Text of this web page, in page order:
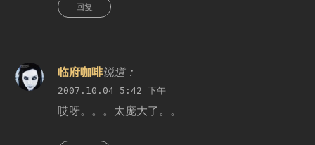
回复
临府咖啡说道：
2007.10.04 5:42 下午
哎呀。。。太庞大了。。